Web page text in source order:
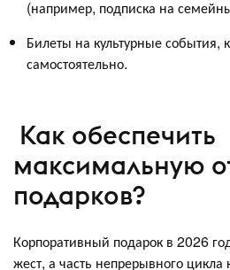
(например, подписка на
Билеты на культурные события,
самостоятельно.
Как обеспечить
максимальную
подарков?
Корпоративный подарок в 2026
жест, а часть непрерывного